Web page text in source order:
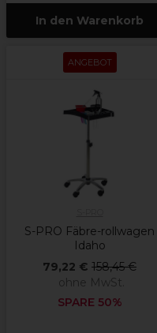
In den Warenkorb
ANGEBOT
S-PRO Fäbre-rollwagen
Idaho
79,22 € 158,45 €
ohne MwSt.
SPARE 50%